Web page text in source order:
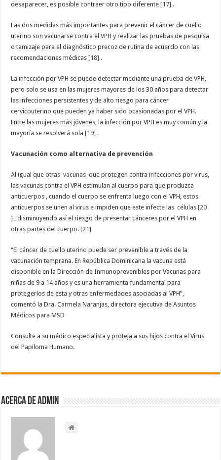
desaparecer, es posible contraer otro tipo diferente[17] .
Las dos medidas más importantes para prevenir el cáncer de cuello
uterino son vacunarse contra el VPH y realizar las pruebas de pesquisa
o tamizaje para el diagnóstico precoz de rutina de acuerdo con las
recomendaciones médicas[18] .
La infección por VPH se puede detectar mediante una prueba de VPH,
pero solo se usa en las mujeres mayores de los 30 años para detectar
las infecciones persistentes y de alto riesgo para cáncer
cervicouterino que pueden ya haber sido ocasionadas por el VPH.
Entre las mujeres más jóvenes, la infección por VPH es muy común y la
mayoría se resolverá sola[19] .
Vacunación como alternativa de prevención
Al igual que otrasvacunas que protegen contra infecciones por virus,
las vacunas contra el VPH estimulan al cuerpo para que produzca
anticuerpos , cuando el cuerpo se enfrenta luego con el VPH, estos
anticuerpos se unen al virus e impiden que este infecte lascélulas[20
] , disminuyendo así el riesgo de presentar cánceres por el VPH en
otras partes del cuerpo.[21]
“El cáncer de cuello uterino puede ser prevenible a través de la
vacunación temprana. En República Dominicana la vacuna está
disponible en la Dirección de Inmunoprevenibles por Vacunas para
niñas de 9 a 14 años y es una herramienta fundamental para
protegerlos de esta y otras enfermedades asociadas al VPH”,
comentó la Dra. Carmela Naranjas, directora ejecutiva de Asuntos
Médicos para MSD
Consulte a su médico especialista y proteja a sus hijos contra el Virus
del Papiloma Humano.
Acerca de admin